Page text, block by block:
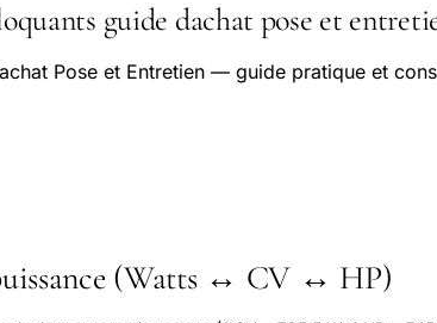
guide dachat pose et
Pose et Entretien — guide pratique et
(Watts ↔ CV ↔ HP)